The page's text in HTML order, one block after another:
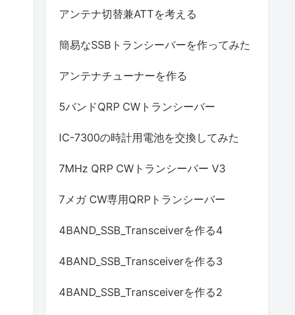
アンテナ切替兼ATTを考える
簡易なSSBトランシーバーを作ってみた
アンテナチューナーを作る
5バンドQRP CWトランシーバー
IC-7300の時計用電池を交換してみた
7MHz QRP CWトランシーバー V3
7メガ CW専用QRPトランシーバー
4BAND_SSB_Transceiverを作る4
4BAND_SSB_Transceiverを作る3
4BAND_SSB_Transceiverを作る2